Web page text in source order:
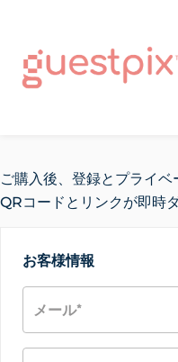
ご購入後、登録とプライ
QRコードとリンクが即時
お客様情報
メール*